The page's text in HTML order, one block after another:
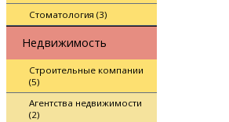
Стоматология (3)
Недвижимость
Строительные компании
(5)
Агентства недвижимости
(2)